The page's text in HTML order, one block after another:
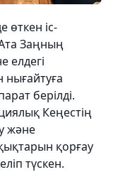
өткен іс-
Заңның
елдегі
нығайтуға
берілді.
Кеңестің
және
қорғау
түскен.